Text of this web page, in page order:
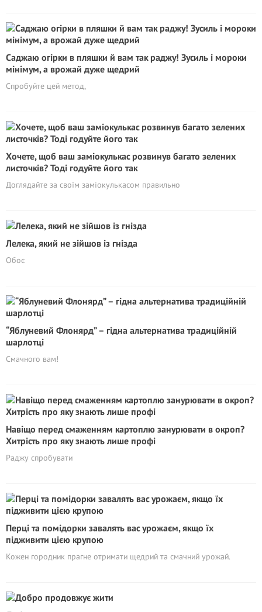
Саджаю огірки в пляшки й вам так раджу! Зусиль і мороки
мінімум, а врожай дуже щедрий
Спробуйте цей метод,
Хочете, щоб ваш заміокулькас розвинув багато зелених
листочків? Тоді годуйте його так
Доглядайте за своїм заміокулькасом правильно
Лелека, який не зійшов із гнізда
Обоє
“Яблуневий Флонярд” – гідна альтернатива традиційній
шарлотці
Смачного вам!
Навіщо перед смаженням картоплю занурювати в окроп?
Хитрість про яку знають лише профі
Раджу спробувати
Перці та помідорки завалять вас урожаєм, якщо їх
підживити цією крупою
Кожен городник прагне отримати щедрий та смачний урожай.